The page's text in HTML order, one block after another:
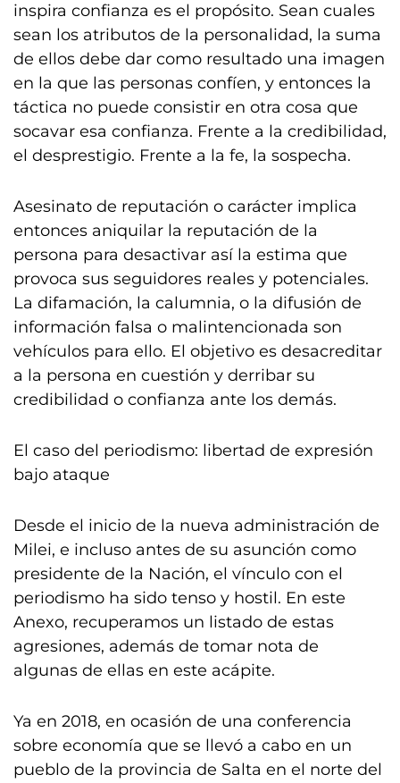
inspira confianza es el propósito. Sean cuales
sean los atributos de la personalidad, la suma
de ellos debe dar como resultado una imagen
en la que las personas confíen, y entonces la
táctica no puede consistir en otra cosa que
socavar esa confianza. Frente a la credibilidad,
el desprestigio. Frente a la fe, la sospecha.
Asesinato de reputación o carácter implica
entonces aniquilar la reputación de la
persona para desactivar así la estima que
provoca sus seguidores reales y potenciales.
La difamación, la calumnia, o la difusión de
información falsa o malintencionada son
vehículos para ello. El objetivo es desacreditar
a la persona en cuestión y derribar su
credibilidad o confianza ante los demás.
El caso del periodismo: libertad de expresión
bajo ataque
Desde el inicio de la nueva administración de
Milei, e incluso antes de su asunción como
presidente de la Nación, el vínculo con el
periodismo ha sido tenso y hostil. En este
Anexo, recuperamos un listado de estas
agresiones, además de tomar nota de
algunas de ellas en este acápite.
Ya en 2018, en ocasión de una conferencia
sobre economía que se llevó a cabo en un
pueblo de la provincia de Salta en el norte del